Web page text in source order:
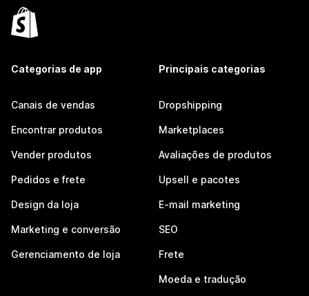
Categorias de app
Canais de vendas
Encontrar produtos
Vender produtos
Pedidos e frete
Design da loja
Marketing e conversão
Gerenciamento de loja
Principais categorias
Dropshipping
Marketplaces
Avaliações de produtos
Upsell e pacotes
E-mail marketing
SEO
Frete
Moeda e tradução